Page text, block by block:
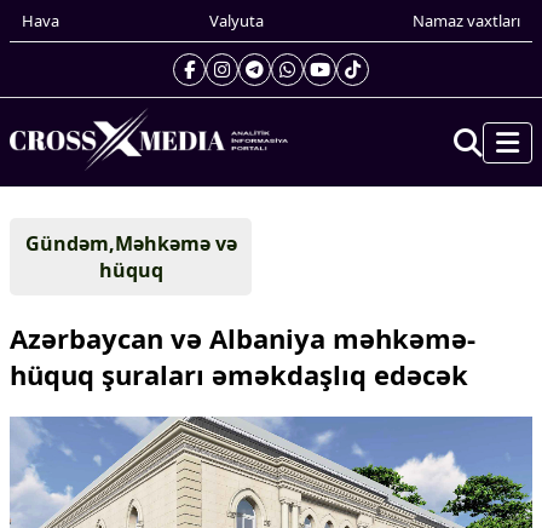
Hava Valyuta Namaz vaxtları
Gündəm
Xarici xəbərlər
Cənubi Qafqaz
Türk Dünyası
Avropa
Amerika
Asiya
Afrika
Gündəm,Məhkəmə və
hüquq
Azərbaycan və Albaniya məhkəmə-
hüquq şuraları əməkdaşlıq edəcək